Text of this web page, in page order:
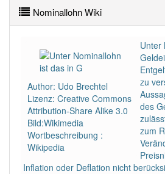
Wörter mit Endung -nominallohn
Das Wort wird häufig verwendet
Wirtschaft
91% unserer Spielapp-Nutzer
korrekt erraten.
Nominallohn Wiki
Author: Udo Brechtel
Lizenz: Creative Commons
Attribution-Share Alike 3.0
Bild:Wikimedia
Wortbeschreibung :
Wikipedia
Unter
zu
des
zum
Inflation oder Deflation nicht